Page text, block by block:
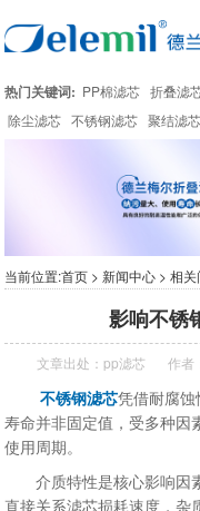
热门关键词: PP棉滤芯 折叠滤
除尘滤芯 不锈钢滤芯 聚结滤芯
当前位置:首页 >新闻中心 >相关
影响不锈
文章出处： pp滤芯 作者
不锈钢滤芯凭借耐腐
寿命并非固定值，受多种因
使用周期。
介质特性是核心影响因
直接关系滤芯损耗速度，杂